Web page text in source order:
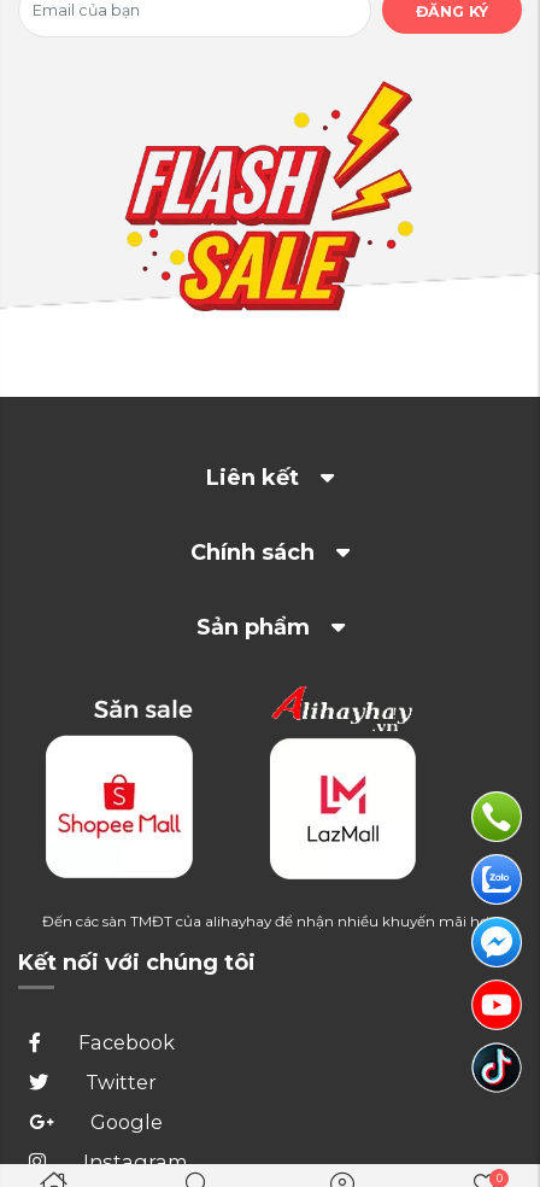
ĐĂNG KÝ
Liên kết
Chính sách
Sản phẩm
Đến các sàn TMĐT của alihayhay để nhận nhiều khuyến mãi hơn
Kết nối với chúng tôi
Facebook
Twitter
Google
Instagram
0